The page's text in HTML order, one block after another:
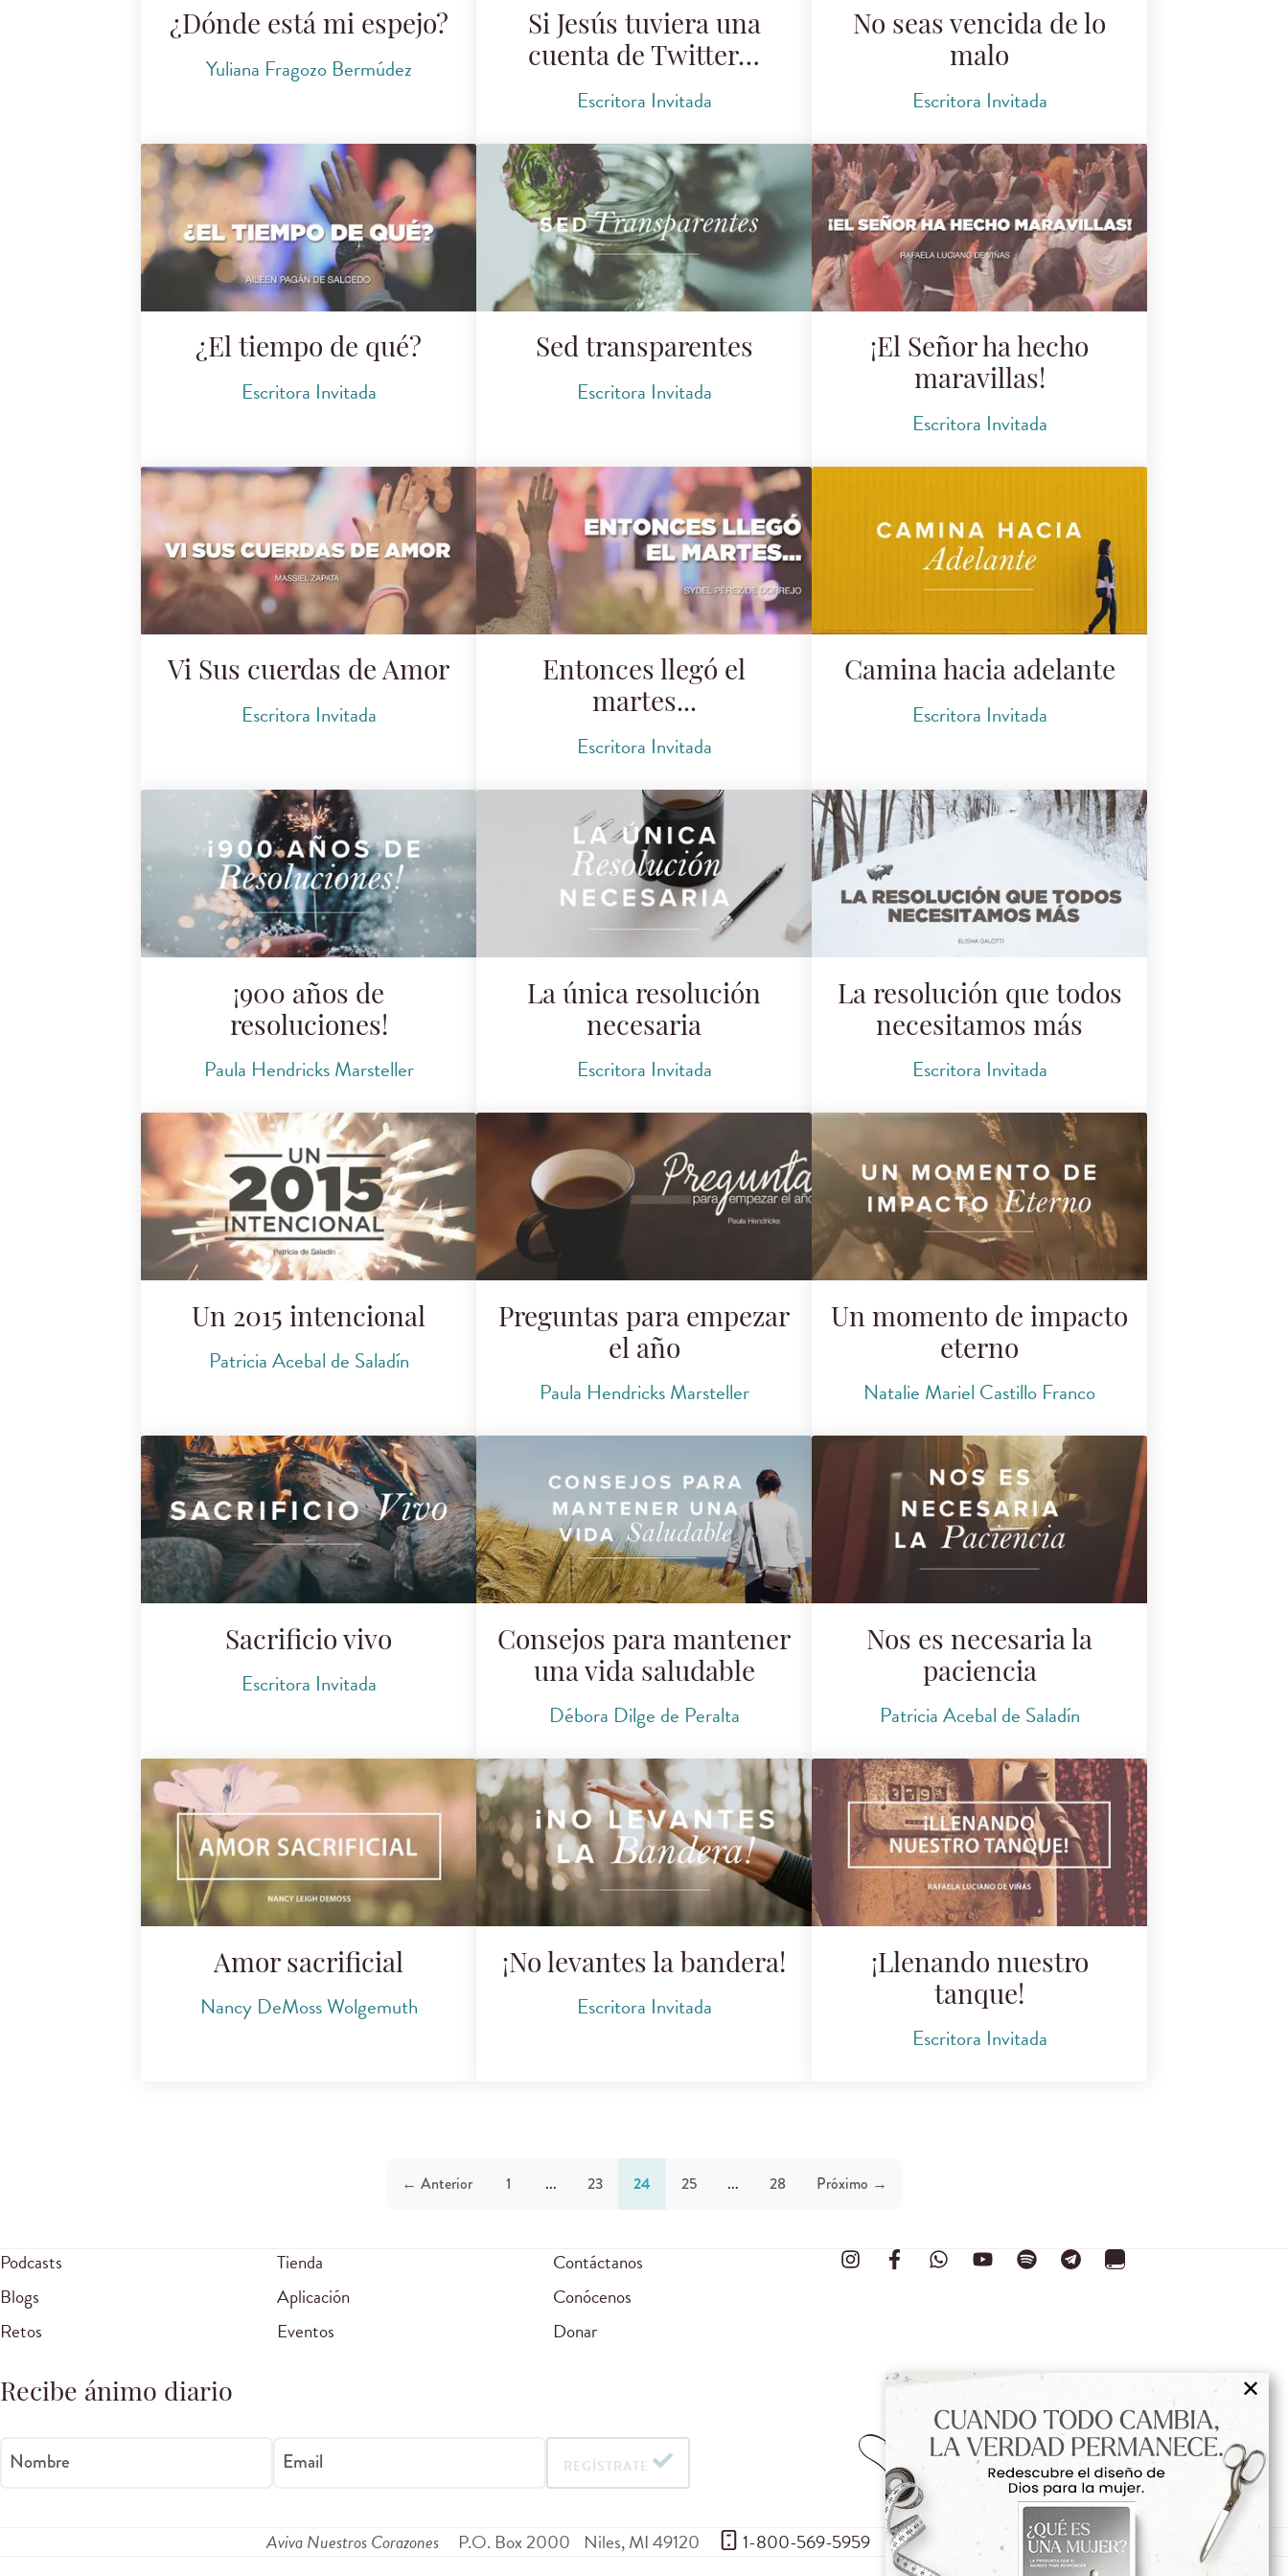
¿Dónde está mi espejo?
Yuliana Fragozo Bermúdez
Si Jesús tuviera una
cuenta de Twitter…
Escritora Invitada
No seas vencida de lo
malo
Escritora Invitada
¿El tiempo de qué?
Escritora Invitada
Sed transparentes
Escritora Invitada
¡El Señor ha hecho
maravillas!
Escritora Invitada
Vi Sus cuerdas de Amor
Escritora Invitada
Entonces llegó el
martes...
Escritora Invitada
Camina hacia adelante
Escritora Invitada
¡900 años de
resoluciones!
Paula Hendricks Marsteller
La única resolución
necesaria
Escritora Invitada
La resolución que todos
necesitamos más
Escritora Invitada
Un 2015 intencional
Patricia Acebal de Saladín
Preguntas para empezar
el año
Paula Hendricks Marsteller
Un momento de impacto
eterno
Natalie Mariel Castillo Franco
Sacrificio vivo
Escritora Invitada
Consejos para mantener
una vida saludable
Débora Dilge de Peralta
Nos es necesaria la
paciencia
Patricia Acebal de Saladín
Amor sacrificial
Nancy DeMoss Wolgemuth
¡No levantes la bandera!
Escritora Invitada
¡Llenando nuestro
tanque!
Escritora Invitada
← Anterior 1 ... 23 24 25 ... 28 Próximo →
Podcasts
Blogs
Retos
Tienda
Aplicación
Eventos
Contáctanos
Conócenos
Donar
Recibe ánimo diario
Nombre Email REGÍSTRATE
Aviva Nuestros Corazones P.O. Box 2000 Niles,MI49120 1-800-569-5959
✕